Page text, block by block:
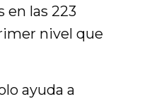
en las 223
nivel que
ayuda a